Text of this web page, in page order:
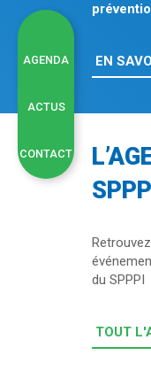
AGENDA
ACTUS
CONTACT
EN
du SPPPI
TOUT